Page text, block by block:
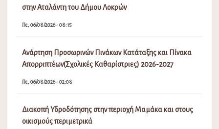
στην Αταλάντη του Δήμου Λοκρών
Πε, 06/08/2026 - 08:15
Ανάρτηση Προσωρινών Πινάκων Κατάταξης και Πίνακα
Απορριπτέων(Σχολικές Καθαρίστριες) 2026-2027
Πε, 06/08/2026 - 02:08
Διακοπή Υδροδότησης στην περιοχή Μαμάκα και στους
οικισμούς περιμετρικά